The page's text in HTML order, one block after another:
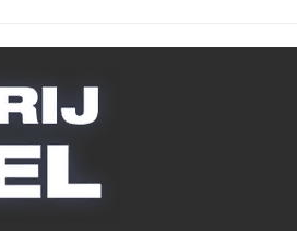
gymzaal: de
slotenservice voor uw
school